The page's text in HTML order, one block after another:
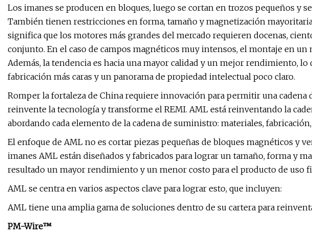
Los imanes se producen en bloques, luego se cortan en trozos pequeños y
También tienen restricciones en forma, tamaño y magnetización
significa que los motores más grandes del mercado requieren docenas,
conjunto. En el caso de campos magnéticos muy intensos, el montaje en un
Además, la tendencia es hacia una mayor calidad y un mejor rendimiento,
fabricación más caras y un panorama de propiedad intelectual poco claro.
Romper la fortaleza de China requiere innovación para permitir una cadena
reinvente la tecnología y transforme el REMI. AML está reinventando la
abordando cada elemento de la cadena de suministro: materiales,
El enfoque de AML no es cortar piezas pequeñas de bloques magnéticos y
imanes AML están diseñados y fabricados para lograr un tamaño, forma y
resultado un mayor rendimiento y un menor costo para el producto de uso
AML se centra en varios aspectos clave para lograr esto, que incluyen:
AML tiene una amplia gama de soluciones dentro de su cartera para
PM-Wire™